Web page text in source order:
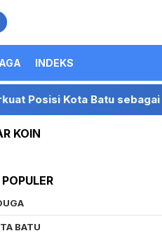
INDEKS
Kota Batu sebagai
KOIN
BATU